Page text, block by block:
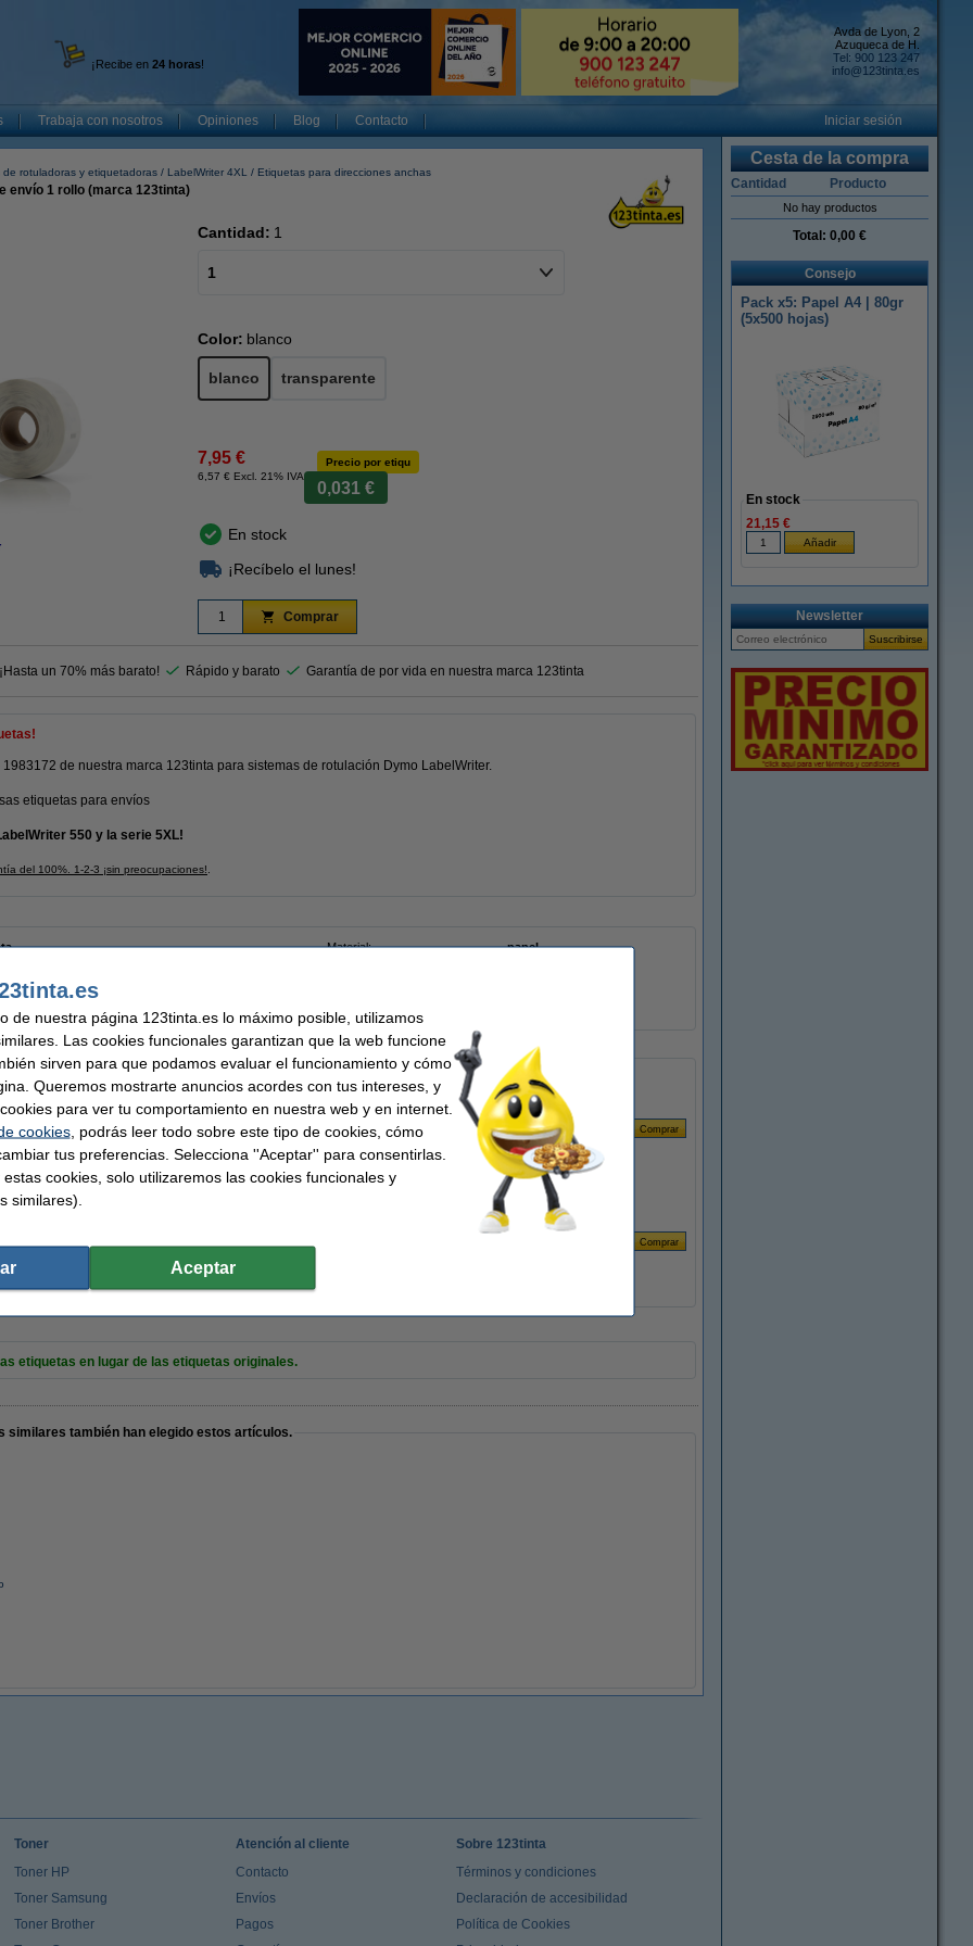
¡Recibe en 24 horas!
Avda de Lyon, 2
Azuqueca de H.
Tel: 900 123 247
info@123tinta.es
Trabaja con nosotros Opiniones Blog Contacto Iniciar sesión
de rotuladoras y etiquetadoras LabelWriter 4XL Etiquetas para direcciones anchas
envío 1 rollo (marca 123tinta)
Cantidad: 1
1
Color: blanco
blanco transparente
7,95 €
6,57 € Excl. 21% IVA
Precio por etiqu
0,031 €
En stock
¡Recíbelo el lunes!
Comprar
un 70% más barato! Rápido y barato Garantía de por vida en nuestra marca 123tinta
de nuestra marca 123tinta para sistemas de rotulación Dymo LabelWriter.
etiquetas para envíos
550 y la serie 5XL!
del 100%. 1-2-3 ¡sin preocupaciones!
Material:
papel
x 89 mm (AnxL)
Etiquetas grandes para direcciones de envío | 2 rollos (marca 123tinta)
etiquetas en lugar de las etiquetas originales.
similares también han elegido estos artículos.
Cesta de la compra
Cantidad Producto
No hay productos
Total: 0,00 €
Consejo
Pack x5: Papel A4 | 80gr
(5x500 hojas)
En stock
21,15 €
Newsletter
Toner
Toner HP
Toner Samsung
Toner Brother
Atención al cliente
Contacto
Envíos
Pagos
Sobre 123tinta
Términos y condiciones
Declaración de accesibilidad
Política de Cookies
de nuestra página 123tinta.es lo máximo posible, utilizamos
Las cookies funcionales garantizan que la web funcione
sirven para que podamos evaluar el funcionamiento y cómo
Queremos mostrarte anuncios acordes con tus intereses, y
para ver tu comportamiento en nuestra web y en internet.
cookies, podrás leer todo sobre este tipo de cookies, cómo
tus preferencias. Selecciona ''Aceptar'' para consentirlas.
cookies, solo utilizaremos las cookies funcionales y
similares).
Aceptar